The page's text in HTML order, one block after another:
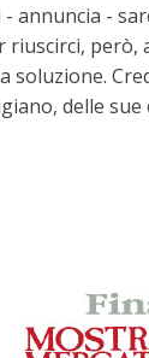
annuncia -
delle